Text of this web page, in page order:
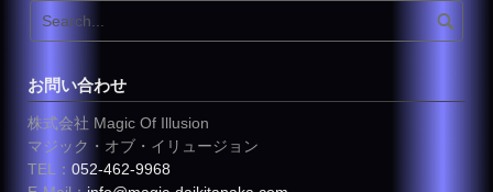
お問い合わせ
株式会社 Magic Of Illusion
マジック・オブ・イリュージョン
TEL： 052-462-9968